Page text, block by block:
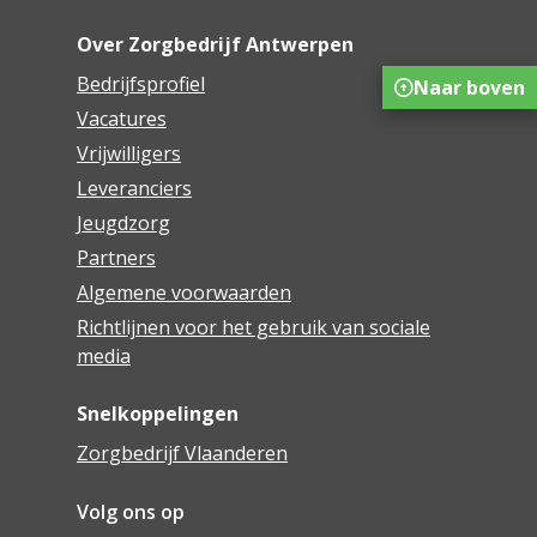
Over Zorgbedrijf Antwerpen
Bedrijfsprofiel
Vacatures
Vrijwilligers
Leveranciers
Jeugdzorg
Partners
Algemene voorwaarden
Richtlijnen voor het gebruik van sociale
media
Snelkoppelingen
Zorgbedrijf Vlaanderen
Volg ons op
Naar boven